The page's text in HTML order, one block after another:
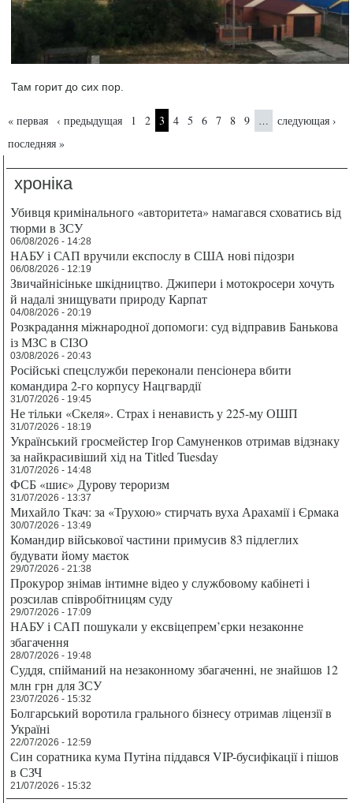
Там горит до сих пор.
Страницы
« первая ‹ предыдущая 1 2 3 4 5 6 7 8 9 …
следующая ›
последняя »
хроніка
Убивця кримінального «авторитета» намагався сховатись від
тюрми в ЗСУ
06/08/2026 - 14:28
НАБУ і САП вручили експослу в США нові підозри
06/08/2026 - 12:19
Звичайнісіньке шкідництво. Джипери і мотокросери хочуть
й надалі знищувати природу Карпат
04/08/2026 - 20:19
Розкрадання міжнародної допомоги: суд відправив Банькова
із МЗС в СІЗО
03/08/2026 - 20:43
Російські спецслужби переконали пенсіонера вбити
командира 2-го корпусу Нацгвардії
31/07/2026 - 19:45
Не тільки «Скеля». Страх і ненависть у 225-му ОШП
31/07/2026 - 18:19
Український гросмейстер Ігор Самуненков отримав відзнаку
за найкрасивіший хід на Titled Tuesday
31/07/2026 - 14:48
ФСБ «шиє» Дурову тероризм
31/07/2026 - 13:37
Михайло Ткач: за «Трухою» стирчать вуха Арахамії і Єрмака
30/07/2026 - 13:49
Командир військової частини примусив 83 підлеглих
будувати йому маєток
29/07/2026 - 21:38
Прокурор знімав інтимне відео у службовому кабінеті і
розсилав співробітницям суду
29/07/2026 - 17:09
НАБУ і САП пошукали у ексвіцепрем’єрки незаконне
збагачення
28/07/2026 - 19:48
Суддя, спійманий на незаконному збагаченні, не знайшов 12
млн грн для ЗСУ
23/07/2026 - 15:32
Болгарський воротила грального бізнесу отримав ліцензії в
Україні
22/07/2026 - 12:59
Син соратника кума Путіна піддався VIP-бусифікації і пішов
в СЗЧ
21/07/2026 - 15:32